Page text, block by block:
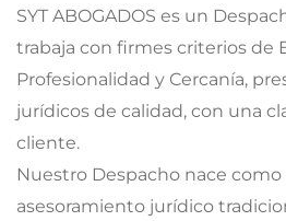
SYT ABOGADOS es un
trabaja con firmes criterios de
Profesionalidad y Cercanía,
jurídicos de calidad, con una
cliente.
Nuestro Despacho nace como
asesoramiento jurídico